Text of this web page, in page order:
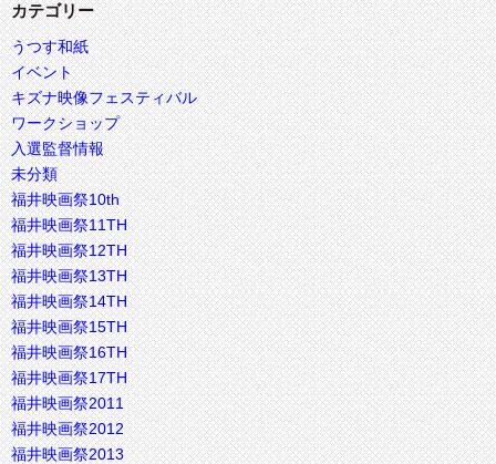
カテゴリー
うつす和紙
イベント
キズナ映像フェスティバル
ワークショップ
入選監督情報
未分類
福井映画祭10th
福井映画祭11TH
福井映画祭12TH
福井映画祭13TH
福井映画祭14TH
福井映画祭15TH
福井映画祭16TH
福井映画祭17TH
福井映画祭2011
福井映画祭2012
福井映画祭2013